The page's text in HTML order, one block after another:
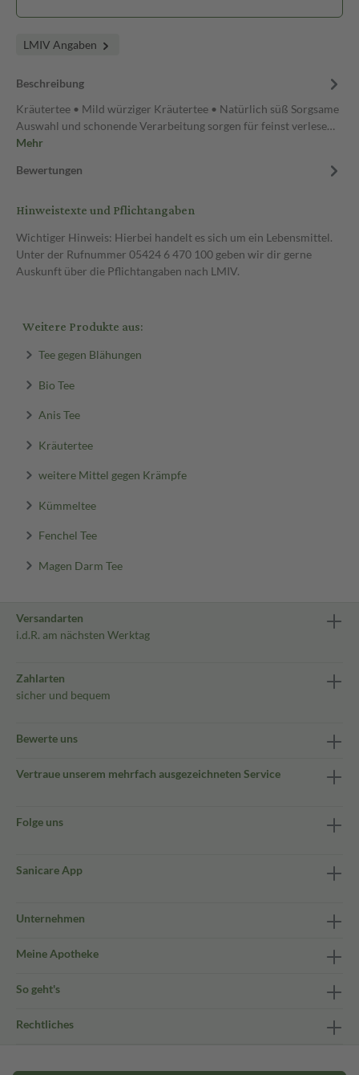
LMIV Angaben
Beschreibung
Kräutertee • Mild würziger Kräutertee • Natürlich süß Sorgsame
Auswahl und schonende Verarbeitung sorgen für feinst verlese…
Mehr
Bewertungen
Hinweistexte und Pflichtangaben
Wichtiger Hinweis: Hierbei handelt es sich um ein Lebensmittel.
Unter der Rufnummer 05424 6 470 100 geben wir dir gerne
Auskunft über die Pflichtangaben nach LMIV.
Weitere Produkte aus:
Tee gegen Blähungen
Bio Tee
Anis Tee
Kräutertee
weitere Mittel gegen Krämpfe
Kümmeltee
Fenchel Tee
Magen Darm Tee
Versandarten
i.d.R. am nächsten Werktag
Zahlarten
sicher und bequem
Bewerte uns
Vertraue unserem mehrfach ausgezeichneten Service
Folge uns
Sanicare App
Unternehmen
Meine Apotheke
So geht's
Rechtliches